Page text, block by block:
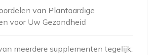
van Plantaardige
voor Uw Gezondheid
meerdere supplementen tegelijk: